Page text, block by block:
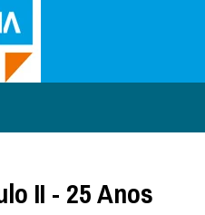
II - 25 Anos